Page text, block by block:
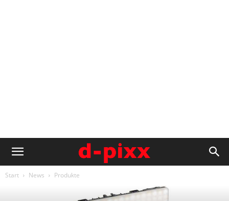
Start News Produkte